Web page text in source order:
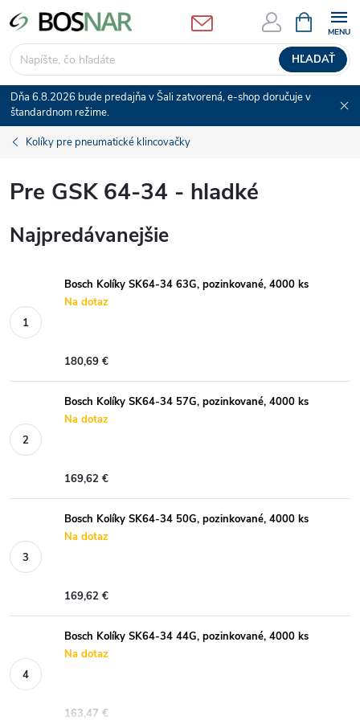
Prejsť
na
obsah
HĽADAŤ
KOŠÍK
Dňa 6.8.2026 bude predajňa v Šali zatvorená, e-shop doručuje v
štandardnom režime.
Kolíky pre pneumatické klincovačky
Pre GSK 64-34 - hladké
Najpredávanejšie
Bosch Kolíky SK64-34 63G, pozinkované, 4000 ks
Na dotaz
180,69 €
Bosch Kolíky SK64-34 57G, pozinkované, 4000 ks
Na dotaz
169,62 €
Bosch Kolíky SK64-34 50G, pozinkované, 4000 ks
Na dotaz
169,62 €
Bosch Kolíky SK64-34 44G, pozinkované, 4000 ks
Na dotaz
163,47 €